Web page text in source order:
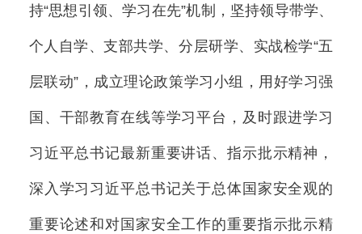
持“思想引领、学习在先”机制，坚持领导带学、
个人自学、支部共学、分层研学、实战检学“五
层联动”，成立理论政策学习小组，用好学习强
国、干部教育在线等学习平台，及时跟进学习
习近平总书记最新重要讲话、指示批示精神，
深入学习习近平总书记关于总体国家安全观的
重要论述和对国家安全工作的重要指示批示精